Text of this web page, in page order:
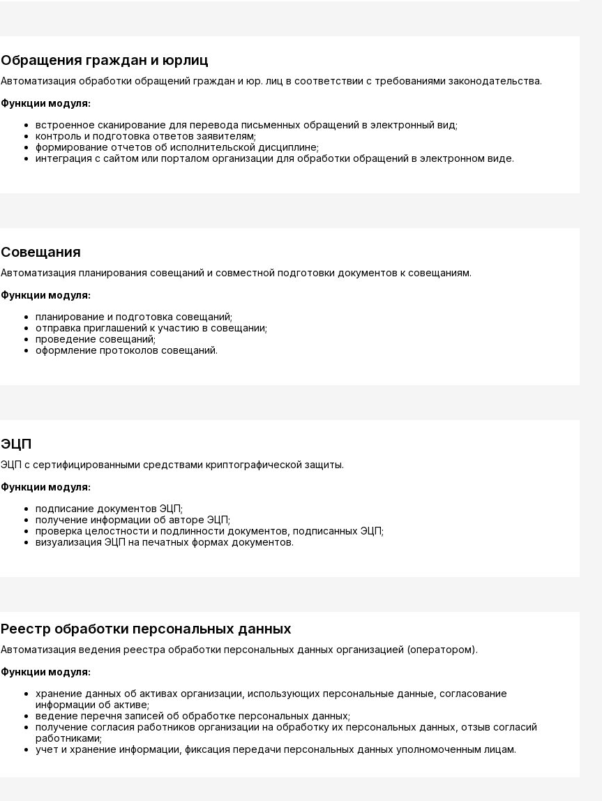
Обращения граждан и юрлиц
Автоматизация обработки обращений граждан и юр. лиц в соответствии с требованиями законодательства.
Функции модуля:
встроенное сканирование для перевода письменных обращений в электронный вид;
контроль и подготовка ответов заявителям;
формирование отчетов об исполнительской дисциплине;
интеграция с сайтом или порталом организации для обработки обращений в электронном виде.
Совещания
Автоматизация планирования совещаний и совместной подготовки документов к совещаниям.
Функции модуля:
планирование и подготовка совещаний;
отправка приглашений к участию в совещании;
проведение совещаний;
оформление протоколов совещаний.
ЭЦП
ЭЦП с сертифицированными средствами криптографической защиты.
Функции модуля:
подписание документов ЭЦП;
получение информации об авторе ЭЦП;
проверка целостности и подлинности документов, подписанных ЭЦП;
визуализация ЭЦП на печатных формах документов.
Реестр обработки персональных данных
Автоматизация ведения реестра обработки персональных данных организацией (оператором).
Функции модуля:
хранение данных об активах организации, использующих персональные данные, согласование
информации об активе;
ведение перечня записей об обработке персональных данных;
получение согласия работников организации на обработку их персональных данных, отзыв согласий
работниками;
учет и хранение информации, фиксация передачи персональных данных уполномоченным лицам.